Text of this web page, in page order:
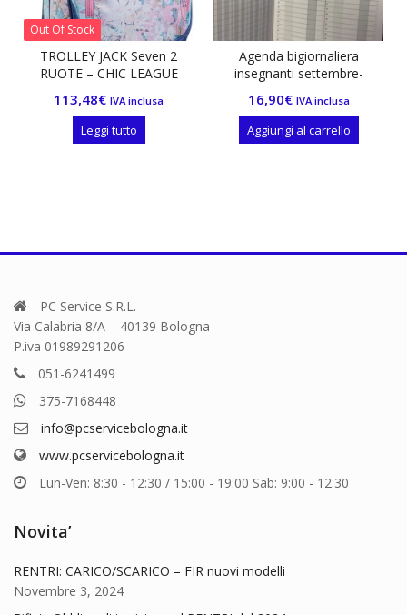
Stock
JACK Seven 2
– CHIC LEAGUE
IVA inclusa
Leggi tutto
Agenda bigiornaliera
insegnanti settembre-
valutazioni nera con elastico
IVA inclusa
Aggiungi al carrello
Out Of
PC Service S.R.L.
Via Calabria 8/A – 40139 Bologna
P.iva 01989291206
051-6241499
375-7168448
info@pcservicebologna.it
www.pcservicebologna.it
Lun-Ven: 8:30 - 12:30 / 15:00 - 19:00 Sab: 9:00 - 12:30
Novita’
RENTRI: CARICO/SCARICO – FIR nuovi modelli
Novembre 3, 2024